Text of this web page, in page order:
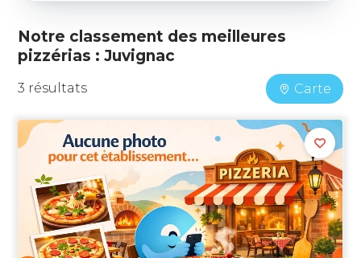
Notre classement des meilleures
pizzérias : Juvignac
3 résultats Carte